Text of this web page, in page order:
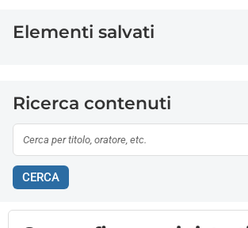
Elementi salvati
Ricerca contenuti
CERCA